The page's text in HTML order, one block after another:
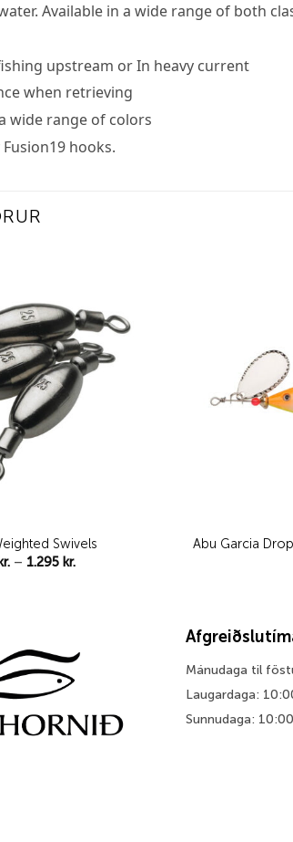
Available in a wide range of both
upstream or In heavy current
when retrieving
wide range of colors
hooks.
wishlist
Swivels
– 1.295 kr.Price
Abu Garcia
Mánudaga til
Laugardaga:
Sunnudaga: